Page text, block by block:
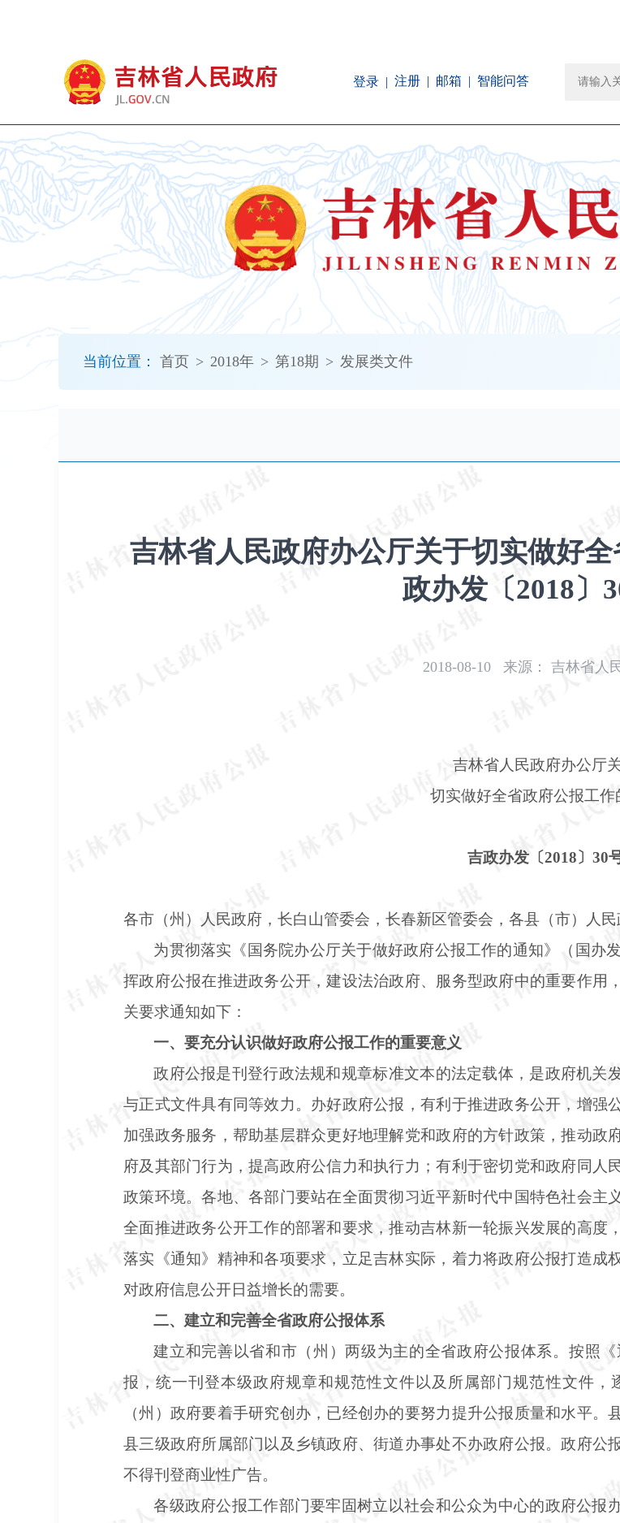
登录 注册 邮箱 智能问答
当前位置： 首页 > 2018年 > 第18期 > 发展类文件
吉林省人民政府办公厅关于切实做好
政办发〔2018〕
2018-08-10 来源： 吉林省人
吉林省人民政府办公厅
切实做好全省政府公报工作
吉政办发〔2018〕30
各市（州）人民政府，长白山管委会，长春新区管委会，各县（市）人
为贯彻落实《国务院办公厅关于做好政府公报工作的通知》（国办
挥政府公报在推进政务公开，建设法治政府、服务型政府中的重要作用
关要求通知如下：
一、要充分认识做好政府公报工作的重要意义
政府公报是刊登行政法规和规章标准文本的法定载体，是政府机关
与正式文件具有同等效力。办好政府公报，有利于推进政务公开，增强
加强政务服务，帮助基层群众更好地理解党和政府的方针政策，推动政
府及其部门行为，提高政府公信力和执行力；有利于密切党和政府同人
政策环境。各地、各部门要站在全面贯彻习近平新时代中国特色社会主
全面推进政务公开工作的部署和要求，推动吉林新一轮振兴发展的高度
落实《通知》精神和各项要求，立足吉林实际，着力将政府公报打造成
对政府信息公开日益增长的需要。
二、建立和完善全省政府公报体系
建立和完善以省和市（州）两级为主的全省政府公报体系。按照
报，统一刊登本级政府规章和规范性文件以及所属部门规范性文件
（州）政府要着手研究创办，已经创办的要努力提升公报质量和水平
县三级政府所属部门以及乡镇政府、街道办事处不办政府公报。政府公
不得刊登商业性广告。
各级政府公报工作部门要牢固树立以社会和公众为中心的政府公报
障
碍
说
明
页
面,
按
加